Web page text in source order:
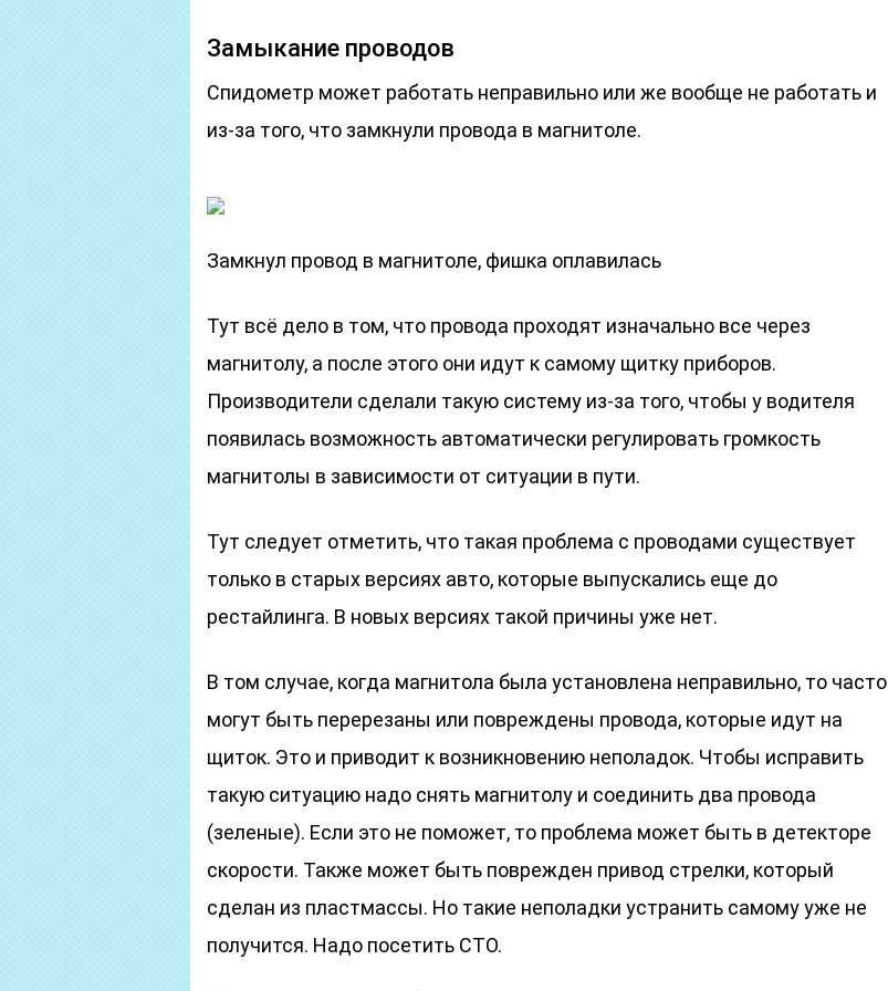
Замыкание проводов
Спидометр может работать неправильно или же вообще не работать и
из-за того, что замкнули провода в магнитоле.
Замкнул провод в магнитоле, фишка оплавилась
Тут всё дело в том, что провода проходят изначально все через
магнитолу, а после этого они идут к самому щитку приборов.
Производители сделали такую систему из-за того, чтобы у водителя
появилась возможность автоматически регулировать громкость
магнитолы в зависимости от ситуации в пути.
Тут следует отметить, что такая проблема с проводами существует
только в старых версиях авто, которые выпускались еще до
рестайлинга. В новых версиях такой причины уже нет.
В том случае, когда магнитола была установлена неправильно, то часто
могут быть перерезаны или повреждены провода, которые идут на
щиток. Это и приводит к возникновению неполадок. Чтобы исправить
такую ситуацию надо снять магнитолу и соединить два провода
(зеленые). Если это не поможет, то проблема может быть в детекторе
скорости. Также может быть поврежден привод стрелки, который
сделан из пластмассы. Но такие неполадки устранить самому уже не
получится. Надо посетить СТО.